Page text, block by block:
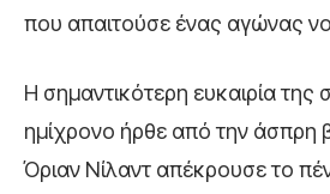
που απαιτούσε ένας αγώνας
Η σημαντικότερη ευκαιρία της
ημίχρονο ήρθε από την
Όριαν Νίλαντ απέκρουσε το